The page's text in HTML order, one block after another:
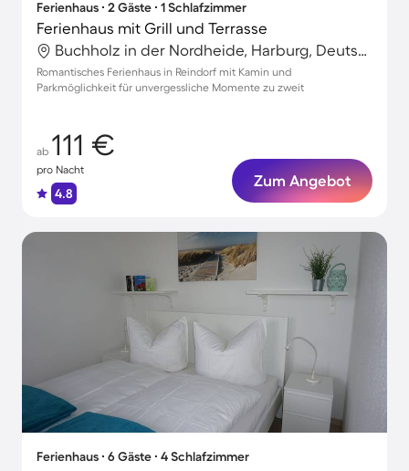
Ferienhaus ∙ 2 Gäste ∙ 1 Schlafzimmer
Ferienhaus mit Grill und Terrasse
Buchholz in der Nordheide, Harburg, Deutschland
Romantisches Ferienhaus in Reindorf mit Kamin und
Parkmöglichkeit für unvergessliche Momente zu zweit
ab 111 €
pro Nacht
4.8
Zum Angebot
Ferienhaus ∙ 6 Gäste ∙ 4 Schlafzimmer